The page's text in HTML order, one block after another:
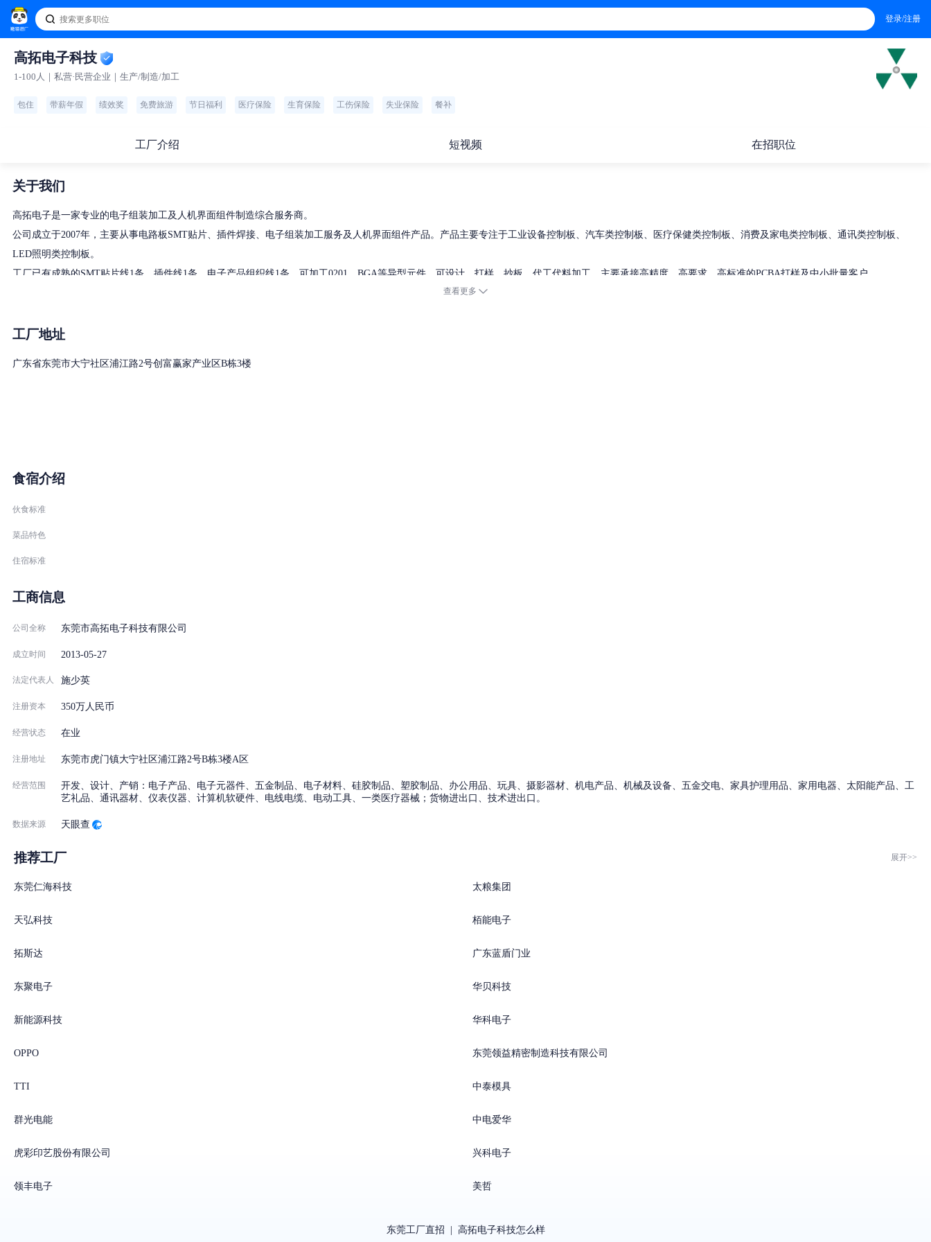
登录/注册
高拓电子科技
1-100人｜私营·民营企业｜生产/制造/加工
包住 带薪年假 绩效奖 免费旅游 节日福利 医疗保险 生育保险 工伤保险 失业保险 餐补
工厂介绍 短视频 在招职位
关于我们
高拓电子是一家专业的电子组装加工及人机界面组件制造综合服务商。
公司成立于2007年，主要从事电路板SMT贴片、插件焊接、电子组装加工服务及人机界面组件产品。产品主要专注于工业设备控制板、汽车类控制板、医疗保健类控制板、消费及家电类控制板、通讯类控制板、
LED照明类控制板。
查看更多
工厂地址
广东省东莞市大宁社区浦江路2号创富赢家产业区B栋3楼
食宿介绍
伙食标准
菜品特色
住宿标准
工商信息
公司全称 东莞市高拓电子科技有限公司
成立时间 2013-05-27
法定代表人 施少英
注册资本 350万人民币
经营状态 在业
注册地址 东莞市虎门镇大宁社区浦江路2号B栋3楼A区
经营范围
开发、设计、产销：电子产品、电子元器件、五金制品、电子材料、硅胶制品、塑胶制品、办公用品、玩具、摄影器材、机电产品、机械及设备、五金交电、家具护理用品、家用电器、太阳能产品、工
艺礼品、通讯器材、仪表仪器、计算机软硬件、电线电缆、电动工具、一类医疗器械；货物进出口、技术进出口。
数据来源 天眼查
推荐工厂 展开>>
东莞仁海科技 太粮集团
天弘科技 栢能电子
拓斯达 广东蓝盾门业
东聚电子 华贝科技
新能源科技 华科电子
OPPO 东莞领益精密制造科技有限公司
TTI 中泰模具
群光电能 中电爱华
虎彩印艺股份有限公司 兴科电子
领丰电子 美哲
东莞工厂直招 高拓电子科技怎么样